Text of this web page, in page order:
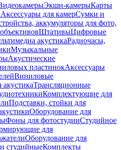
Экшн-камерыКарты
Аксессуары для камерСумки и
аккумуляторы для фото,
ШтативыЦифровые
акустикаРадиочасы,
Музыкальные
Акустические
пластинокАксессуары
Виниловые
Трансляционные
Комплектующие для
Подставки, стойки для
Оборудование для
Фоны для фотостудииСтудийное
для
Оборудование для
студийныеКомплекты